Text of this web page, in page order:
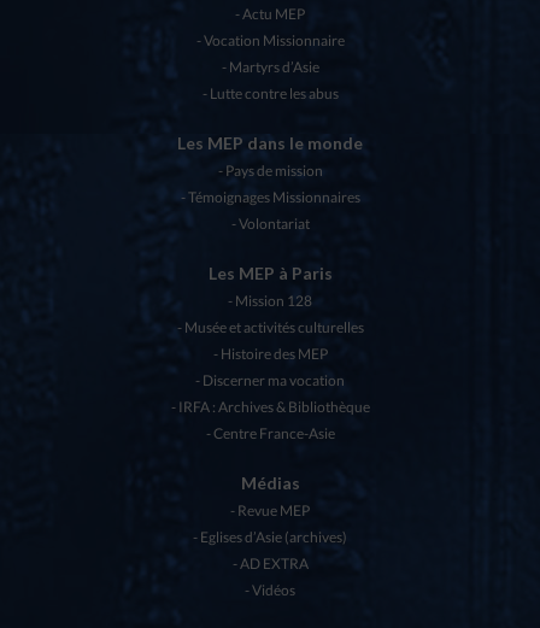
Actu MEP
Vocation Missionnaire
Martyrs d’Asie
Lutte contre les abus
Les MEP dans le monde
Pays de mission
Témoignages Missionnaires
Volontariat
Les MEP à Paris
Mission 128
Musée et activités culturelles
Histoire des MEP
Discerner ma vocation
IRFA : Archives & Bibliothèque
Centre France-Asie
Médias
Revue MEP
Eglises d’Asie (archives)
AD EXTRA
Vidéos